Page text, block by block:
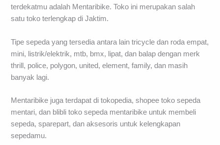
terdekatmu adalah Mentaribike. Toko ini merupakan salah
satu toko terlengkap di Jaktim.
Tipe sepeda yang tersedia antara lain tricycle dan roda empat,
mini, listrik/elektrik, mtb, bmx, lipat, dan balap dengan merk
thrill, police, polygon, united, element, family, dan masih
banyak lagi.
Mentaribike juga terdapat di tokopedia, shopee toko sepeda
mentari, dan blibli toko sepeda mentaribike untuk membeli
sepeda, sparepart, dan aksesoris untuk kelengkapan
sepedamu.